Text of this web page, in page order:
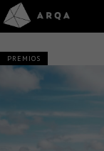
PREMIOS